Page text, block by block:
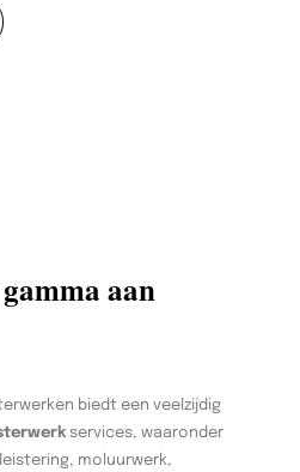
aan
biedt een veelzijdig
services, waaronder
moluurwerk,